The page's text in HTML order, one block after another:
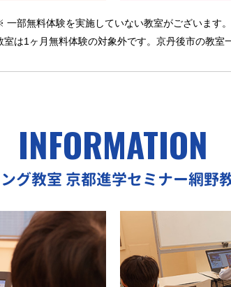
一部無料体験を実施していない教室がございます。
は1ヶ月無料体験の対象外です。 京丹後市の教室
INFORMATION
グ教室 京都進学セミナー網野